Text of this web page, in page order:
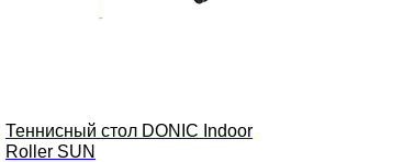
Теннисный стол DONIC Indoor
Roller SUN